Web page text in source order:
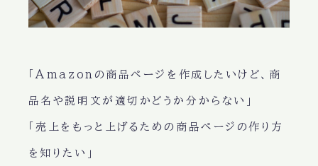
「Amazonの商品ページを作成したいけど、商
品名や説明文が適切かどうか分からない」
「売上をもっと上げるための商品ページの作り方
を知りたい」